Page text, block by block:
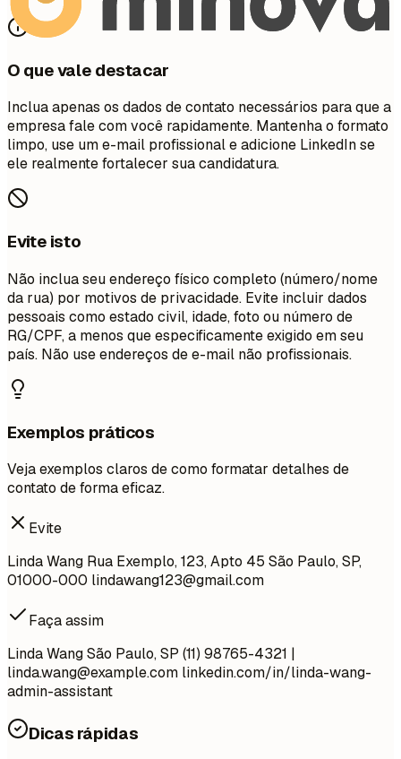
O que vale destacar
Inclua apenas os dados de contato necessários para que a
empresa fale com você rapidamente. Mantenha o formato
limpo, use um e-mail profissional e adicione LinkedIn se
ele realmente fortalecer sua candidatura.
Evite isto
Não inclua seu endereço físico completo (número/nome
da rua) por motivos de privacidade. Evite incluir dados
pessoais como estado civil, idade, foto ou número de
RG/CPF, a menos que especificamente exigido em seu
país. Não use endereços de e-mail não profissionais.
Exemplos práticos
Veja exemplos claros de como formatar detalhes de
contato de forma eficaz.
Evite
Linda Wang Rua Exemplo, 123, Apto 45 São Paulo, SP,
01000-000 lindawang123@gmail.com
Faça assim
Linda Wang São Paulo, SP (11) 98765-4321 |
linda.wang@example.com linkedin.com/in/linda-wang-
admin-assistant
Dicas rápidas